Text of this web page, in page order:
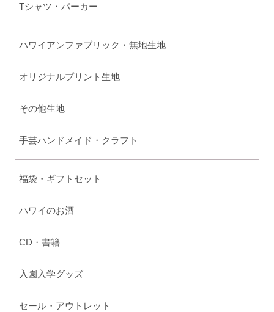
Tシャツ・パーカー
ハワイアンファブリック・無地生地
オリジナルプリント生地
その他生地
手芸ハンドメイド・クラフト
福袋・ギフトセット
ハワイのお酒
CD・書籍
入園入学グッズ
セール・アウトレット